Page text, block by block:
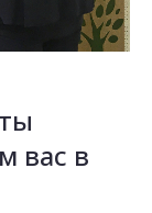
вас в